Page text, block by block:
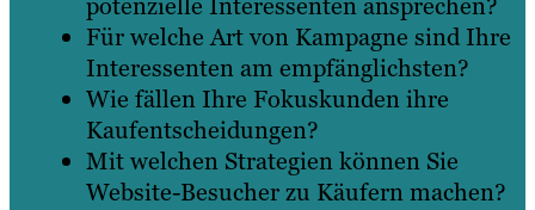
potenzielle Interessenten ansprechen?
Für welche Art von Kampagne sind Ihre
Interessenten am empfänglichsten?
Wie fällen Ihre Fokuskunden ihre
Kaufentscheidungen?
Mit welchen Strategien können Sie
Website-Besucher zu Käufern machen?